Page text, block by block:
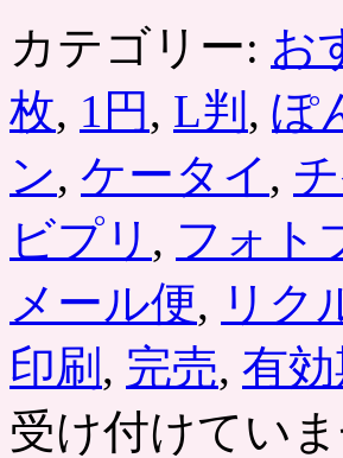
ー
シ
ル
／
池
袋
ン
シ
ャ
イ
シ
テ
カテゴリー: お
枚, 1円 , L判 , ぽ
ン, ケータイ ,
ビプリ , フォト
メール便, リク
印刷 , 完売, 有効
受け付けてい